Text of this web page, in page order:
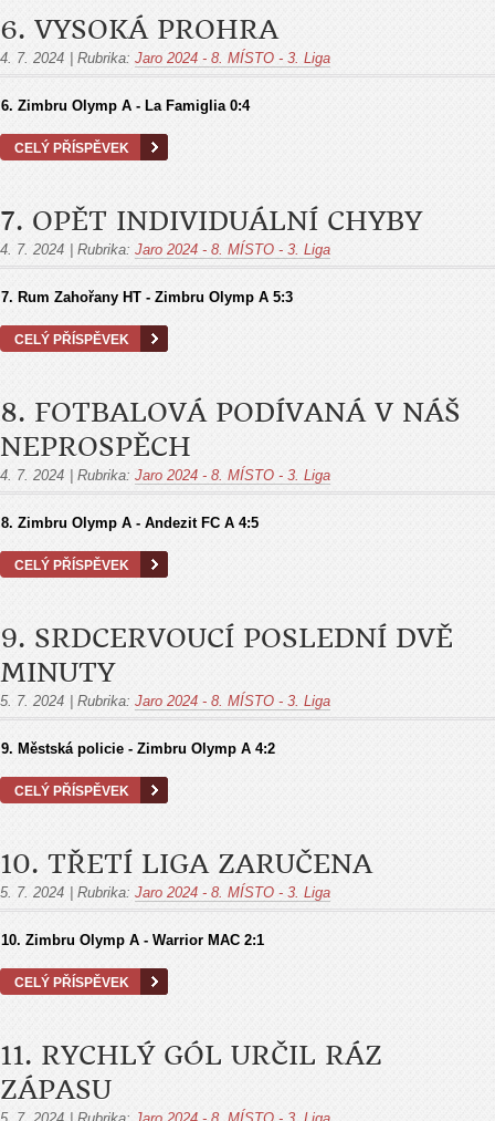
6. VYSOKÁ PROHRA
4. 7. 2024 Rubrika: Jaro 2024 - 8. MÍSTO - 3. Liga
6. Zimbru Olymp A - La Famiglia 0:4
CELÝ PŘÍSPĚVEK
7. OPĚT INDIVIDUÁLNÍ CHYBY
4. 7. 2024 Rubrika: Jaro 2024 - 8. MÍSTO - 3. Liga
7. Rum Zahořany HT - Zimbru Olymp A 5:3
CELÝ PŘÍSPĚVEK
8. FOTBALOVÁ PODÍVANÁ V NÁŠ
NEPROSPĚCH
4. 7. 2024 Rubrika: Jaro 2024 - 8. MÍSTO - 3. Liga
8. Zimbru Olymp A - Andezit FC A 4:5
CELÝ PŘÍSPĚVEK
9. SRDCERVOUCÍ POSLEDNÍ DVĚ
MINUTY
5. 7. 2024 Rubrika: Jaro 2024 - 8. MÍSTO - 3. Liga
9. Městská policie - Zimbru Olymp A 4:2
CELÝ PŘÍSPĚVEK
10. TŘETÍ LIGA ZARUČENA
5. 7. 2024 Rubrika: Jaro 2024 - 8. MÍSTO - 3. Liga
10. Zimbru Olymp A - Warrior MAC 2:1
CELÝ PŘÍSPĚVEK
11. RYCHLÝ GÓL URČIL RÁZ
ZÁPASU